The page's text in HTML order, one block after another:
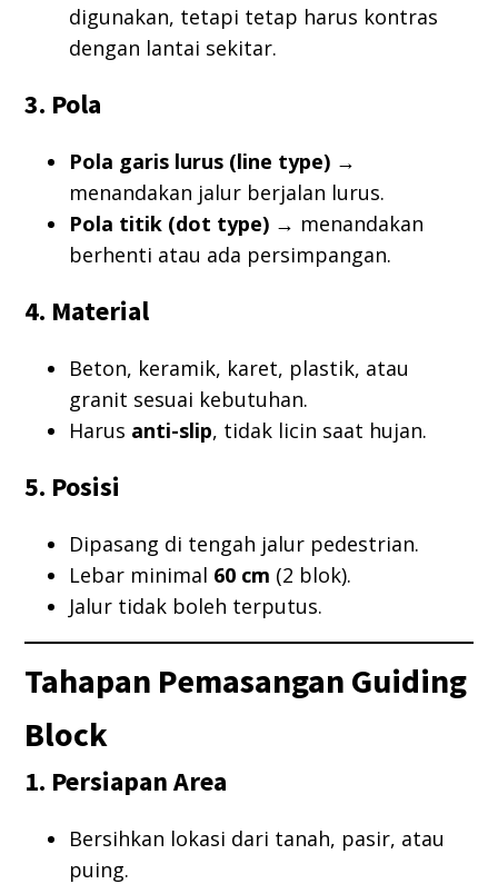
digunakan, tetapi tetap harus kontras
dengan lantai sekitar.
3. Pola
Pola garis lurus (line type) →
menandakan jalur berjalan lurus.
Pola titik (dot type) → menandakan
berhenti atau ada persimpangan.
4. Material
Beton, keramik, karet, plastik, atau
granit sesuai kebutuhan.
Harus anti-slip, tidak licin saat hujan.
5. Posisi
Dipasang di tengah jalur pedestrian.
Lebar minimal 60 cm (2 blok).
Jalur tidak boleh terputus.
Tahapan Pemasangan Guiding
Block
1. Persiapan Area
Bersihkan lokasi dari tanah, pasir, atau
puing.